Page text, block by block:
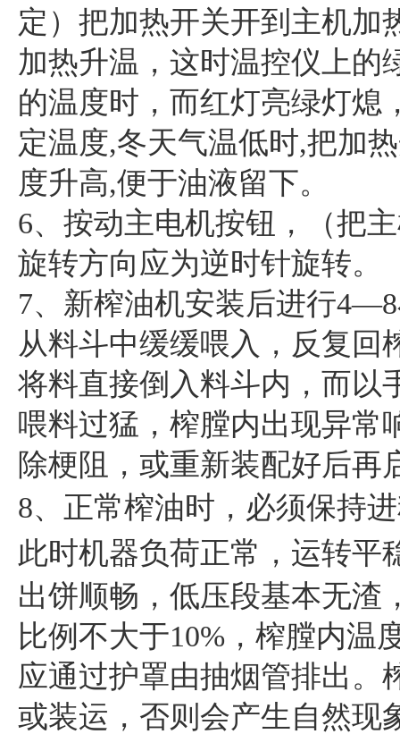
定）把加热开关开到主机加
加热升温，这时温控仪上的
的温度时，而红灯亮绿灯熄
定温度,冬天气温低时,把加
度升高,便于油液留下。
6、按动主电机按钮，（把
旋转方向应为逆时针旋转。
7、新榨油机安装后进行
从料斗中缓缓喂入，反复回
将料直接倒入料斗内，而以
喂料过猛，榨膛内出现异常
除梗阻，或重新装配好后再
8、正常榨油时，必须保持
此时机器负荷正常，运转平
出饼顺畅，低压段基本无渣
比例不大于10%，榨膛内
应通过护罩由抽烟管排出。
或装运，否则会产生自然现